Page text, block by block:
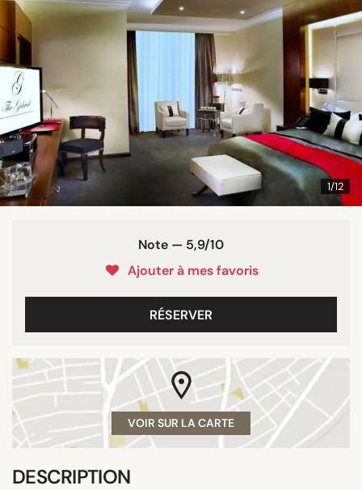
1/12
Note — 5,9/10
Ajouter à mes favoris
RÉSERVER
VOIR SUR LA CARTE
DESCRIPTION